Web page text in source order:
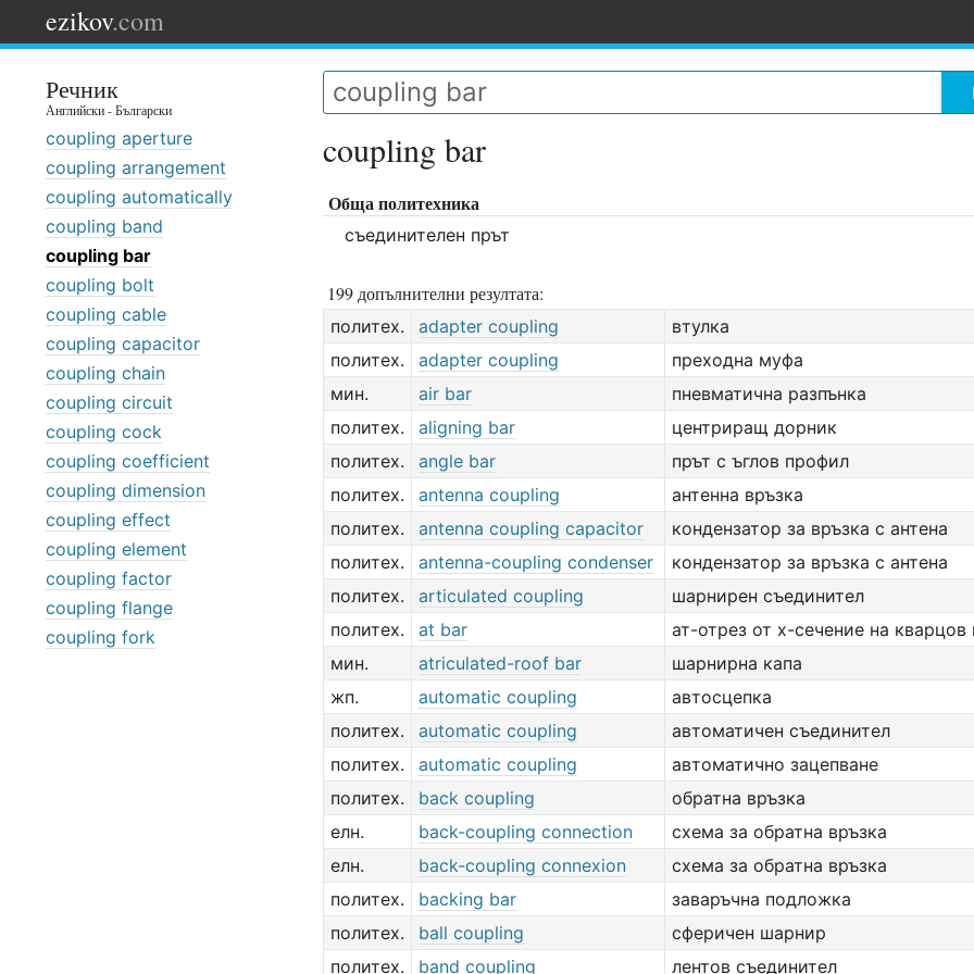
ezikov.com
Речник
Английски - Български
coupling aperture
coupling arrangement
coupling automatically
coupling band
coupling bar
coupling bolt
coupling cable
coupling capacitor
coupling chain
coupling circuit
coupling cock
coupling coefficient
coupling dimension
coupling effect
coupling element
coupling factor
coupling flange
coupling fork
coupling bar
Обща политехника
съединителен прът
199 допълнителни резултата:
политех. adapter coupling
втулка
политех.
adapter coupling
преходна муфа
мин.
air bar
пневматична разпънка
политех.
aligning bar
центриращ дорник
политех.
angle bar
прът с ъглов профил
политех.
antenna coupling
антенна връзка
политех.
antenna coupling capacitor
кондензатор за връзка с антена
политех.
antenna-coupling condenser
кондензатор за връзка с антена
политех.
articulated coupling
шарнирен съединител
политех.
at bar
ат-отрез от х-сечение на кварцов
мин.
atriculated-roof bar
шарнирна капа
жп.
automatic coupling
автосцепка
политех.
automatic coupling
автоматичен съединител
политех.
automatic coupling
автоматично зацепване
политех.
back coupling
обратна връзка
елн.
back-coupling connection
схема за обратна връзка
елн.
back-coupling connexion
схема за обратна връзка
политех.
backing bar
заваръчна подложка
политех.
ball coupling
сферичен шарнир
политех.
band coupling
лентов съединител